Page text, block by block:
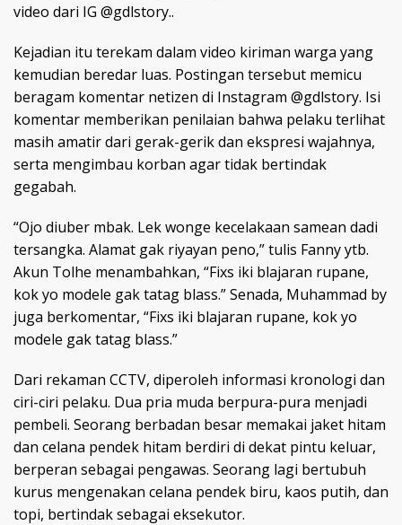
video dari IG @gdlstory..
Kejadian itu terekam dalam video kiriman warga yang
kemudian beredar luas. Postingan tersebut memicu
beragam komentar netizen di Instagram @gdlstory. Isi
komentar memberikan penilaian bahwa pelaku terlihat
masih amatir dari gerak-gerik dan ekspresi wajahnya,
serta mengimbau korban agar tidak bertindak
gegabah.
“Ojo diuber mbak. Lek wonge kecelakaan samean dadi
tersangka. Alamat gak riyayan peno,” tulis Fanny ytb.
Akun Tolhe menambahkan, “Fixs iki blajaran rupane,
kok yo modele gak tatag blass.” Senada, Muhammad by
juga berkomentar, “Fixs iki blajaran rupane, kok yo
modele gak tatag blass.”
Dari rekaman CCTV, diperoleh informasi kronologi dan
ciri-ciri pelaku. Dua pria muda berpura-pura menjadi
pembeli. Seorang berbadan besar memakai jaket hitam
dan celana pendek hitam berdiri di dekat pintu keluar,
berperan sebagai pengawas. Seorang lagi bertubuh
kurus mengenakan celana pendek biru, kaos putih, dan
topi, bertindak sebagai eksekutor.